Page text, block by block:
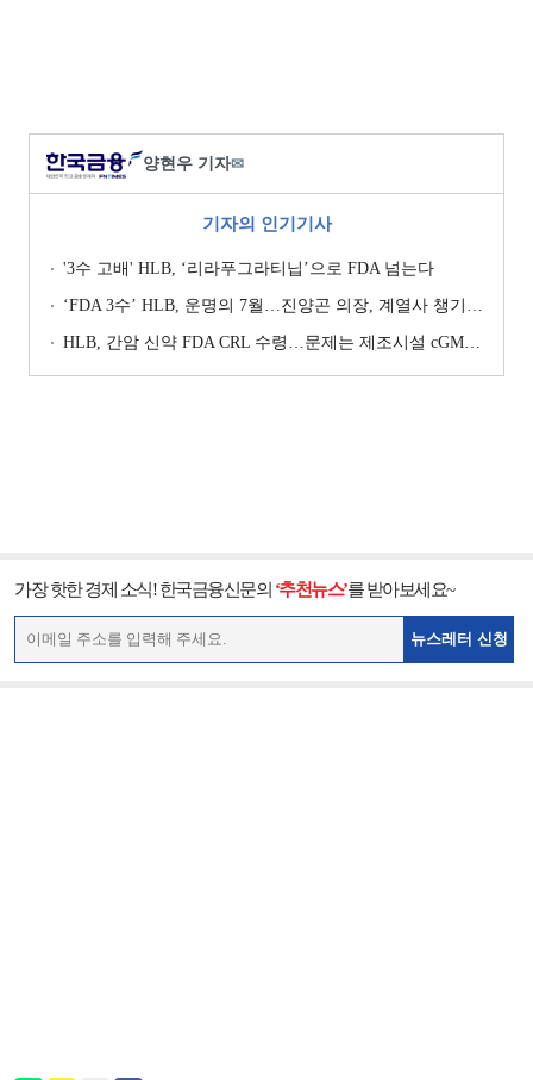
양현우 기자✉
기자의 인기기사
'3수 고배' HLB, ‘리라푸그라티닙’으로 FDA 넘는다
‘FDA 3수’ HLB, 운명의 7월…진양곤 의장, 계열사 챙기며 ‘투트랙’ 행보
HLB, 간암 신약 FDA CRL 수령…문제는 제조시설 cGMP 실사
가장 핫한 경제 소식! 한국금융신문의 ‘추천뉴스’를 받아보세요~
뉴스레터 신청